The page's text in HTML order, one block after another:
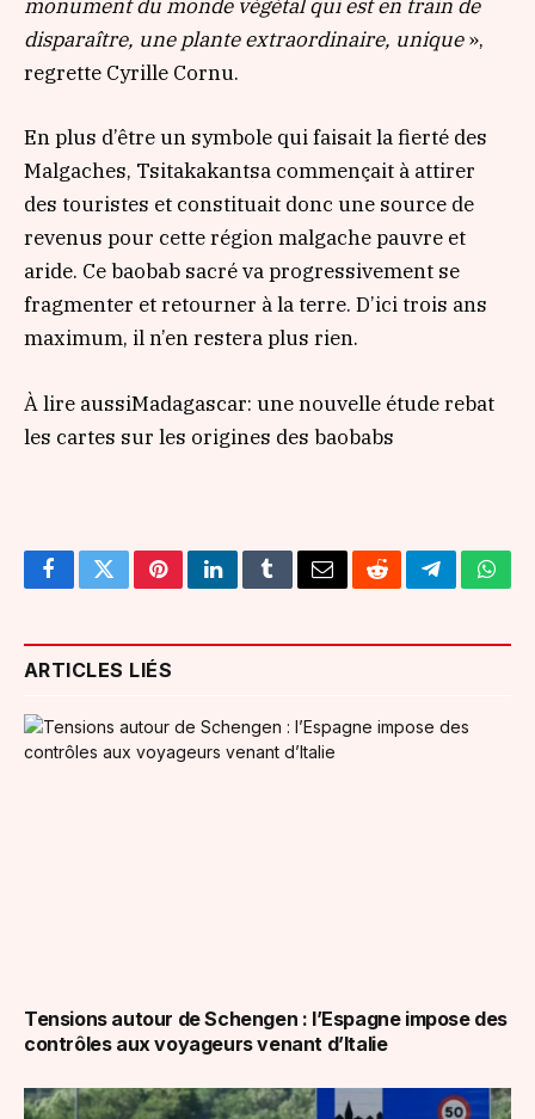
monument du monde végétal qui est en train de
disparaître, une plante extraordinaire, unique»,
regrette Cyrille Cornu.
En plus d’être un symbole qui faisait la fierté des
Malgaches, Tsitakakantsa commençait à attirer
des touristes et constituait donc une source de
revenus pour cette région malgache pauvre et
aride. Ce baobab sacré va progressivement se
fragmenter et retourner à la terre. D’ici trois ans
maximum, il n’en restera plus rien.
À lire aussiMadagascar: une nouvelle étude rebat
les cartes sur les origines des baobabs
FacebookTwitterPinterestLinkedInTumblrEmailRedditTelegram
ARTICLES LIÉS
Tensions autour de Schengen : l’Espagne impose des
contrôles aux voyageurs venant d’Italie